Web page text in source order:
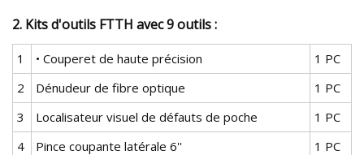
2. Kits d'outils FTTH avec 9 outils :
1 • Couperet de haute précision
1 PC
2
Dénudeur de fibre optique
1 PC
3
Localisateur visuel de défauts de poche
1 PC
4
Pince coupante latérale 6''
1 PC